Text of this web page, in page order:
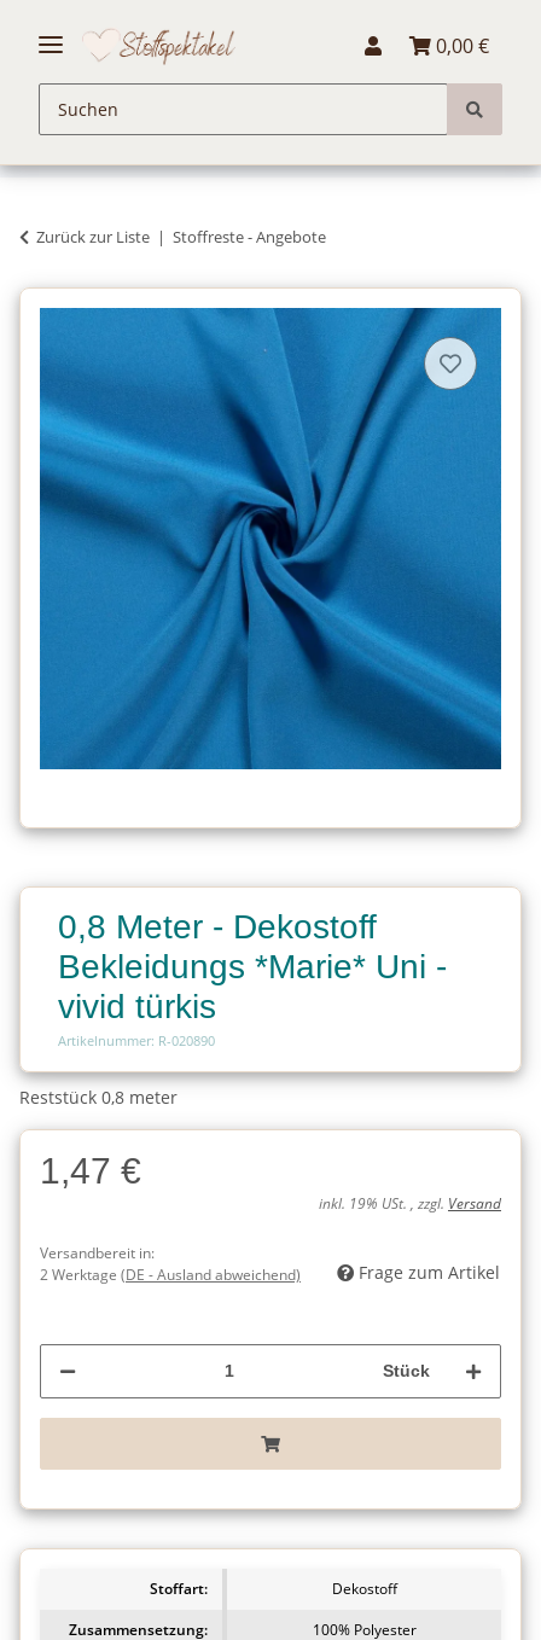
0,00 €
Zurück zur Liste Stoffreste - Angebote
0,8 Meter - Dekostoff
Bekleidungs *Marie* Uni -
vivid türkis
Artikelnummer: R-020890
Reststück 0,8 meter
1,47 €
inkl. 19% USt. , zzgl. Versand
Versandbereit in:
2 Werktage (DE - Ausland abweichend) Frage zum Artikel
Stück
Stoffart:
Dekostoff
Zusammensetzung:
100% Polyester